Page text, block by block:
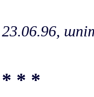
23.06.96,
* * *